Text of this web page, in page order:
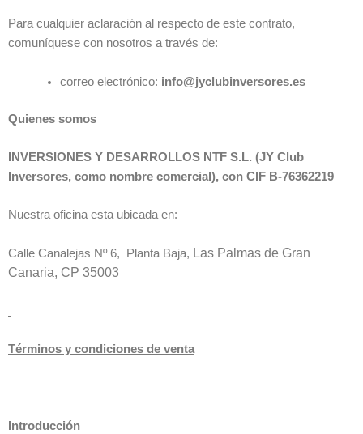
Para cualquier aclaración al respecto de este contrato,
comuníquese con nosotros a través de:
correo electrónico: info@jyclubinversores.es
Quienes somos
INVERSIONES Y DESARROLLOS NTF S.L. (JY Club
Inversores, como nombre comercial), con CIF B-76362219
Nuestra oficina esta ubicada en:
Calle Canalejas Nº 6, Planta Baja, Las Palmas de Gran
Canaria, CP 35003
Términos y condiciones de venta
Introducción